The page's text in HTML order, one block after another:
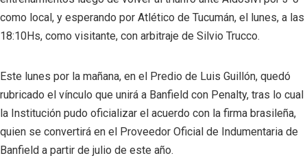
como local, y esperando por Atlético de Tucumán, el lunes, a las
18:10Hs, como visitante, con arbitraje de Silvio Trucco.
Este lunes por la mañana, en el Predio de Luis Guillón, quedó
rubricado el vínculo que unirá a Banfield con Penalty, tras lo cual
la Institución pudo oficializar el acuerdo con la firma brasileña,
quien se convertirá en el Proveedor Oficial de Indumentaria de
Banfield a partir de julio de este año.